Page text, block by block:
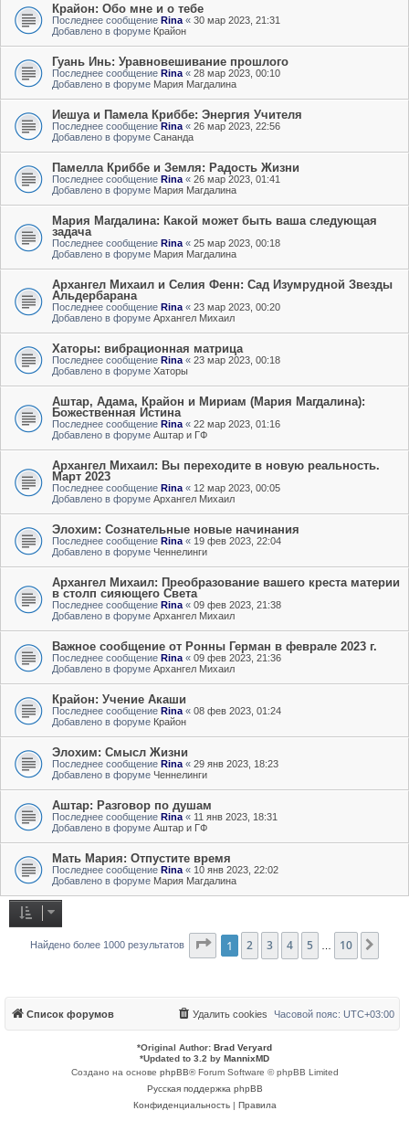
Крайон: Обо мне и о тебе
Последнее сообщение Rina « 30 мар 2023, 21:31
Добавлено в форуме Крайон
Гуань Инь: Уравновешивание прошлого
Последнее сообщение Rina « 28 мар 2023, 00:10
Добавлено в форуме Мария Магдалина
Иешуа и Памела Криббе: Энергия Учителя
Последнее сообщение Rina « 26 мар 2023, 22:56
Добавлено в форуме Сананда
Памелла Криббе и Земля: Радость Жизни
Последнее сообщение Rina « 26 мар 2023, 01:41
Добавлено в форуме Мария Магдалина
Мария Магдалина: Какой может быть ваша следующая
задача
Последнее сообщение Rina « 25 мар 2023, 00:18
Добавлено в форуме Мария Магдалина
Архангел Михаил и Селия Фенн: Сад Изумрудной Звезды
Альдербарана
Последнее сообщение Rina « 23 мар 2023, 00:20
Добавлено в форуме Архангел Михаил
Хаторы: вибрационная матрица
Последнее сообщение Rina « 23 мар 2023, 00:18
Добавлено в форуме Хаторы
Аштар, Адама, Крайон и Мириам (Мария Магдалина):
Божественная Истина
Последнее сообщение Rina « 22 мар 2023, 01:16
Добавлено в форуме Аштар и ГФ
Архангел Михаил: Вы переходите в новую реальность.
Март 2023
Последнее сообщение Rina « 12 мар 2023, 00:05
Добавлено в форуме Архангел Михаил
Элохим: Сознательные новые начинания
Последнее сообщение Rina « 19 фев 2023, 22:04
Добавлено в форуме Ченнелинги
Архангел Михаил: Преобразование вашего креста материи
в столп сияющего Света
Последнее сообщение Rina « 09 фев 2023, 21:38
Добавлено в форуме Архангел Михаил
Важное сообщение от Ронны Герман в феврале 2023 г.
Последнее сообщение Rina « 09 фев 2023, 21:36
Добавлено в форуме Архангел Михаил
Крайон: Учение Акаши
Последнее сообщение Rina « 08 фев 2023, 01:24
Добавлено в форуме Крайон
Элохим: Смысл Жизни
Последнее сообщение Rina « 29 янв 2023, 18:23
Добавлено в форуме Ченнелинги
Аштар: Разговор по душам
Последнее сообщение Rina « 11 янв 2023, 18:31
Добавлено в форуме Аштар и ГФ
Мать Мария: Отпустите время
Последнее сообщение Rina « 10 янв 2023, 22:02
Добавлено в форуме Мария Магдалина
Найдено более 1000 результатов Страница1 из
1 2 3 4 5 10
Список форумов Часовой пояс: UTC+03:00
Удалить cookies
*Original Author: Brad Veryard
*Updated to 3.2 by MannixMD
Создано на основе phpBB® Forum Software © phpBB Limited
Русская поддержка phpBB
Конфиденциальность| Правила